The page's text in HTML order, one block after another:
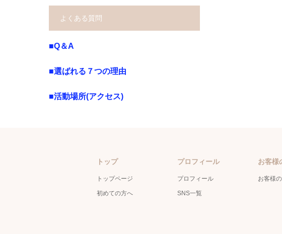
よくある質問
■Q＆A
■選ばれる７つの理由
■活動場所(アクセス)
トップ
トップページ
初めての方へ
プロフィール
プロフィール
SNS一覧
お客様
お客様